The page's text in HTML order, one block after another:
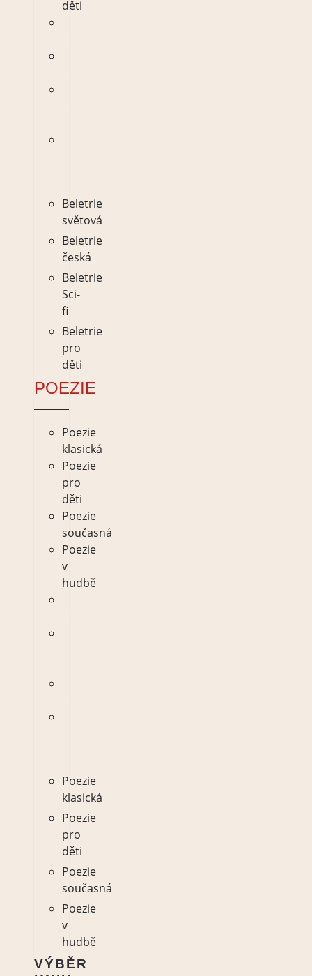
děti
Beletrie
světová
Beletrie
česká
Beletrie
Sci-
fi
Beletrie
pro
děti
POEZIE
Poezie
klasická
Poezie
pro
děti
Poezie
současná
Poezie
v
hudbě
Poezie
klasická
Poezie
pro
děti
Poezie
současná
Poezie
v
hudbě
VÝBĚR